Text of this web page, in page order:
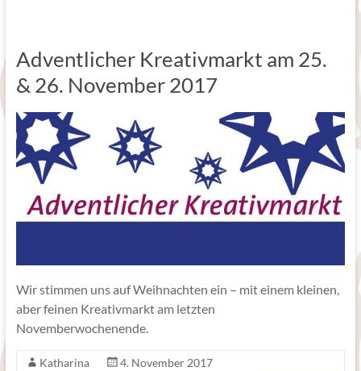
Adventlicher Kreativmarkt am 25.
& 26. November 2017
Wir stimmen uns auf Weihnachten ein – mit einem kleinen,
aber feinen Kreativmarkt am letzten
Novemberwochenende.
Katharina
4. November 2017